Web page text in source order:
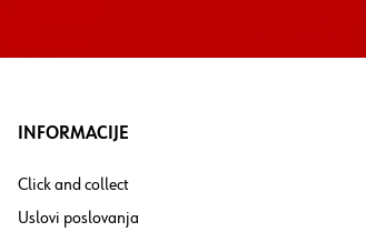
INFORMACIJE
Click and collect
Uslovi poslovanja